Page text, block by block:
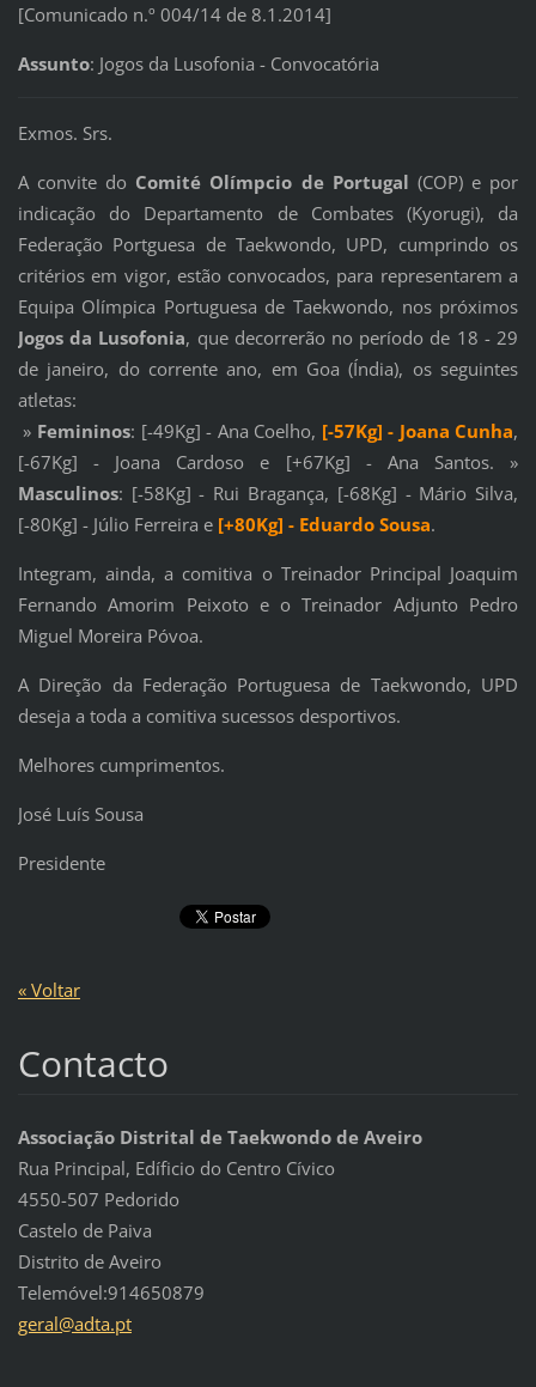
[Comunicado n.º 004/14 de 8.1.2014]
Assunto: Jogos da Lusofonia - Convocatória
Exmos. Srs.
A convite do Comité Olímpcio de Portugal (COP) e por
indicação do Departamento de Combates (Kyorugi), da
Federação Portguesa de Taekwondo, UPD, cumprindo os
critérios em vigor, estão convocados, para representarem a
Equipa Olímpica Portuguesa de Taekwondo, nos próximos
Jogos da Lusofonia, que decorrerão no período de 18 - 29
de janeiro, do corrente ano, em Goa (Índia), os seguintes
atletas:
» Femininos: [-49Kg] - Ana Coelho, [-57Kg] - Joana Cunha,
[-67Kg] - Joana Cardoso e [+67Kg] - Ana Santos. »
Masculinos: [-58Kg] - Rui Bragança, [-68Kg] - Mário Silva,
[-80Kg] - Júlio Ferreira e [+80Kg] - Eduardo Sousa.
Integram, ainda, a comitiva o Treinador Principal Joaquim
Fernando Amorim Peixoto e o Treinador Adjunto Pedro
Miguel Moreira Póvoa.
A Direção da Federação Portuguesa de Taekwondo, UPD
deseja a toda a comitiva sucessos desportivos.
Melhores cumprimentos.
José Luís Sousa
Presidente
« Voltar
Contacto
Associação Distrital de Taekwondo de Aveiro
Rua Principal, Edíficio do Centro Cívico
4550-507 Pedorido
Castelo de Paiva
Distrito de Aveiro
Telemóvel:914650879
geral@adta.pt